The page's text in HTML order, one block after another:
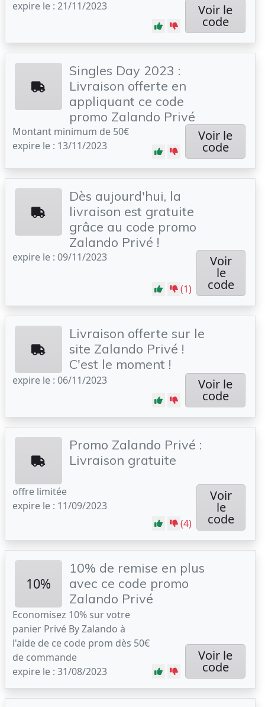
expire le : 21/11/2023 Voir le
code
Singles Day 2023 :
Livraison offerte en
appliquant ce code
promo Zalando Privé
Montant minimum de 50€
expire le : 13/11/2023
Voir le
code
Dès aujourd'hui, la
livraison est gratuite
grâce au code promo
Zalando Privé !
expire le : 09/11/2023
(1)
Voir
le
code
Livraison offerte sur le
site Zalando Privé !
C'est le moment !
expire le : 06/11/2023 Voir le
code
Promo Zalando Privé :
Livraison gratuite
offre limitée
expire le : 11/09/2023
(4)
Voir
le
code
10%
10% de remise en plus
avec ce code promo
Zalando Privé
Economisez 10% sur votre
panier Privé By Zalando à
l'aide de ce code prom dès 50€
de commande
expire le : 31/08/2023
Voir le
code